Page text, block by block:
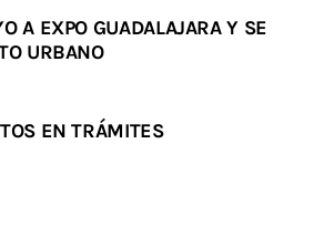
A EXPO GUADALAJARA Y SE
URBANO
EN TRÁMITES